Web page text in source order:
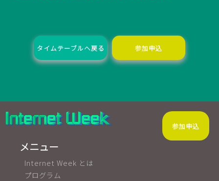
タイムテーブルへ戻る 参加申込
メニュー
Internet Week とは
プログラム
参加申込